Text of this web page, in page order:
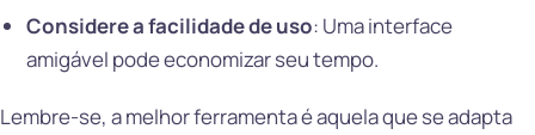
Considere a facilidade de uso: Uma interface
amigável pode economizar seu tempo.
Lembre-se, a melhor ferramenta é aquela que se adapta